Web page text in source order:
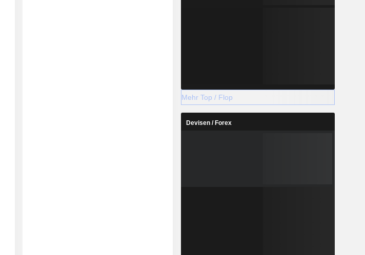
Mehr Top / Flop
Devisen / Forex